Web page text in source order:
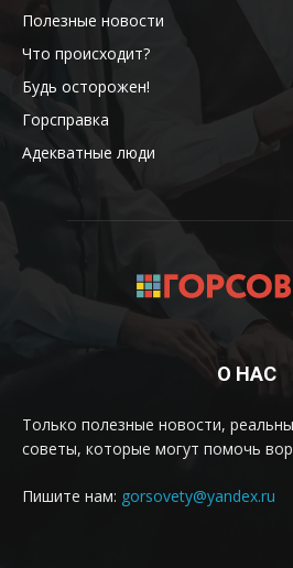
Полезные новости
Что происходит?
Будь осторожен!
Горсправка
Адекватные люди
О НАС
Только полезные новости,
советы, которые могут помочь
Пишите нам: gorsovety@yandex.ru